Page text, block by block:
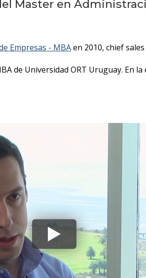
Master en
Empresas - MBAen 2010, chief
de Universidad ORT Uruguay. En